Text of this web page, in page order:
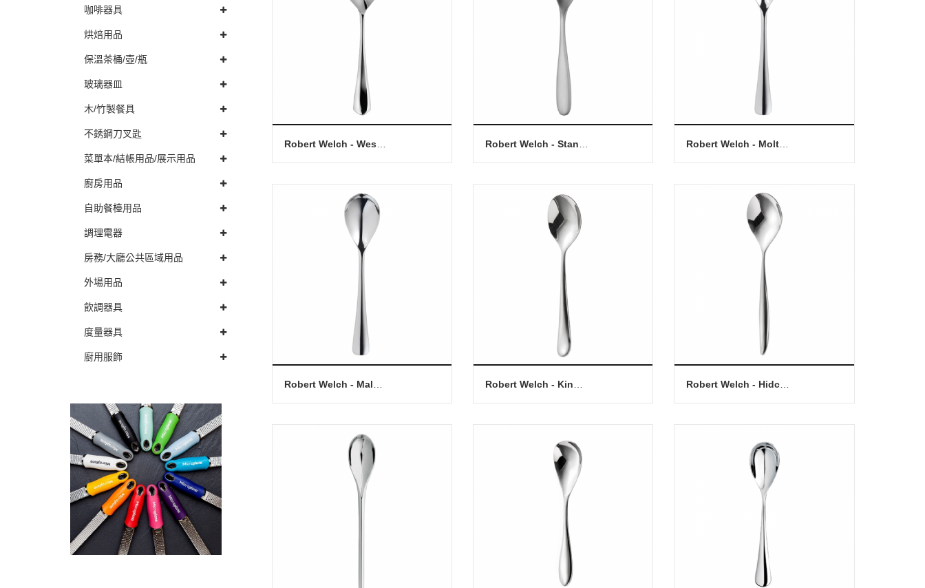
咖啡器具
烘焙用品
保溫茶桶/壺/瓶
玻璃器皿
木/竹製餐具
不銹鋼刀叉匙
菜單本/結帳用品/展示用品
廚房用品
自助餐檯用品
調理電器
房務/大廳公共區域用品
外場用品
飲調器具
度量器具
廚用服飾
Robert Welch - Westbury (BR) 點心匙 Robert Welch - Stanton (SA) 點心匙 Robert Welch - Molton (BR) 點心匙